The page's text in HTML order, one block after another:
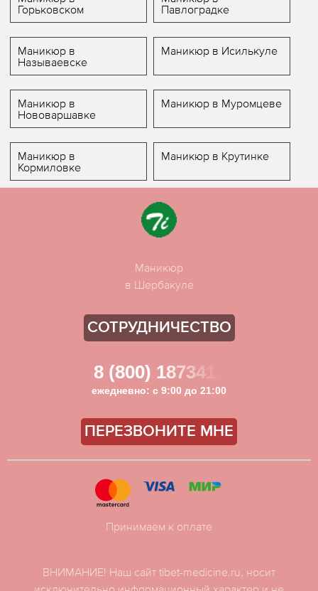
Горьковском
Павлоградке
Маникюр в
Называевске
Маникюр в Исилькуле
Маникюр в
Нововаршавке
Маникюр в Муромцеве
Маникюр в
Кормиловке
Маникюр в Крутинке
Маникюр
в Шербакуле
СОТРУДНИЧЕСТВО
8 (800) 1873411
ежедневно: с 9:00 до 21:00
ПЕРЕЗВОНИТЕ МНЕ
ВНИМАНИЕ! Наш сайт tibet-medicine.ru, носит
Принимаем к оплате